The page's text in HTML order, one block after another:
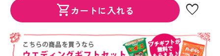
shopping_cartカートに入れる favorite